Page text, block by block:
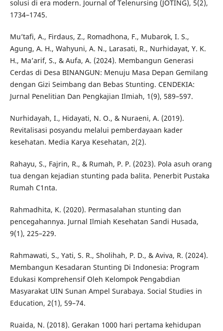
solusi di era modern. Journal of Telenursing (JOTING), 5(2),
1734–1745.
Mu’tafi, A., Firdaus, Z., Romadhona, F., Mubarok, I. S.,
Agung, A. H., Wahyuni, A. N., Larasati, R., Nurhidayat, Y. K.
H., Ma’arif, S., & Aufa, A. (2024). Membangun Generasi
Cerdas di Desa BINANGUN: Menuju Masa Depan Gemilang
dengan Gizi Seimbang dan Bebas Stunting. CENDEKIA:
Jurnal Penelitian Dan Pengkajian Ilmiah, 1(9), 589–597.
Nurhidayah, I., Hidayati, N. O., & Nuraeni, A. (2019).
Revitalisasi posyandu melalui pemberdayaan kader
kesehatan. Media Karya Kesehatan, 2(2).
Rahayu, S., Fajrin, R., & Rumah, P. P. (2023). Pola asuh orang
tua dengan kejadian stunting pada balita. Penerbit Pustaka
Rumah C1nta.
Rahmadhita, K. (2020). Permasalahan stunting dan
pencegahannya. Jurnal Ilmiah Kesehatan Sandi Husada,
9(1), 225–229.
Rahmawati, S., Yati, S. R., Sholihah, P. D., & Aviva, R. (2024).
Membangun Kesadaran Stunting Di Indonesia: Program
Edukasi Komprehensif Oleh Kelompok Pengabdian
Masyarakat UIN Sunan Ampel Surabaya. Social Studies in
Education, 2(1), 59–74.
Ruaida, N. (2018). Gerakan 1000 hari pertama kehidupan